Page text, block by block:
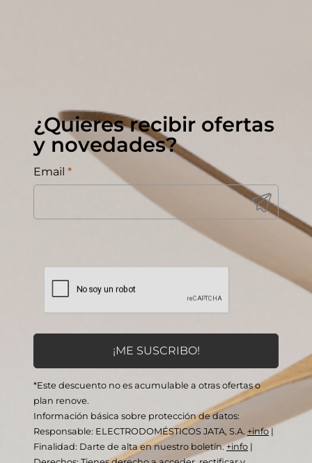
¿Quieres recibir ofertas
y novedades?
Email *
*Este descuento no es acumulable a otras ofertas o
plan renove.
Información básica sobre protección de datos:
Responsable: ELECTRODOMÉSTICOS JATA, S.A. +info |
Finalidad: Darte de alta en nuestro boletín.+info |